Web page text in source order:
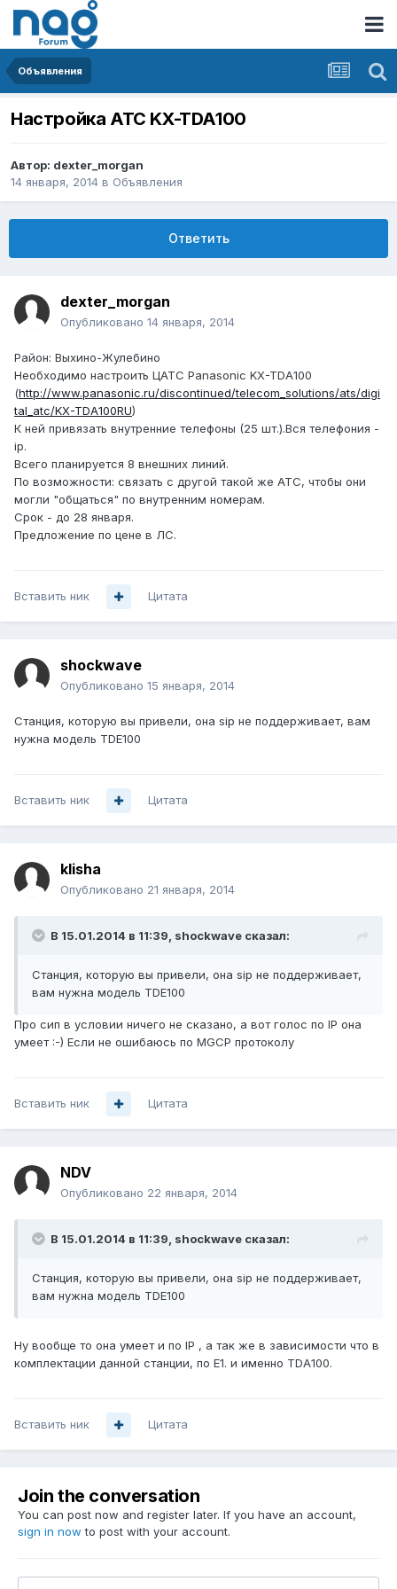
Объявления
Настройка АТС KX-TDA100
Автор: dexter_morgan
14 января, 2014 в Объявления
Ответить
dexter_morgan
Опубликовано 14 января, 2014
Район: Выхино-Жулебино
Необходимо настроить ЦАТС Panasonic KX-TDA100
(http://www.panasonic.ru/discontinued/telecom_solutions/ats/digi
tal_atc/KX-TDA100RU)
К ней привязать внутренние телефоны (25 шт.).Вся телефония -
ip.
Всего планируется 8 внешних линий.
По возможности: связать с другой такой же АТС, чтобы они
могли "общаться" по внутренним номерам.
Срок - до 28 января.
Предложение по цене в ЛС.
Вставить ник Цитата
shockwave
Опубликовано 15 января, 2014
Станция, которую вы привели, она sip не поддерживает, вам
нужна модель TDE100
Вставить ник Цитата
klisha
Опубликовано 21 января, 2014
В 15.01.2014 в 11:39, shockwave сказал:
Станция, которую вы привели, она sip не поддерживает,
вам нужна модель TDE100
Про сип в условии ничего не сказано, а вот голос по IP она
умеет :-) Если не ошибаюсь по MGCP протоколу
Вставить ник Цитата
NDV
Опубликовано 22 января, 2014
В 15.01.2014 в 11:39, shockwave сказал:
Станция, которую вы привели, она sip не поддерживает,
вам нужна модель TDE100
Ну вообще то она умеет и по IP , а так же в зависимости что в
комплектации данной станции, по E1. и именно TDA100.
Вставить ник Цитата
Join the conversation
You can post now and register later. If you have an account,
sign in now to post with your account.